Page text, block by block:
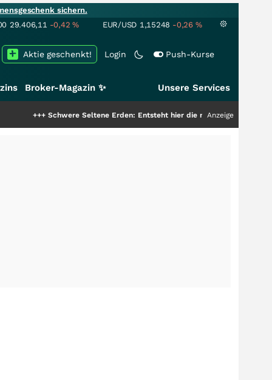
sichern.
29.406,11 -0,42% EUR/USD 1,15248 -0,26 %
Login Push-Kurse
Aktie geschenkt!
Broker-Magazin ✨ Unsere Services
Seltene Erden: Entsteht hier die nächste Milliardenstory?
Anzeige